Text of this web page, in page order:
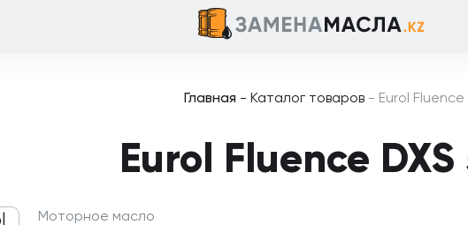
Главная - Каталог товаров - Eurol Fluence
Eurol Fluence DXS
Моторное масло